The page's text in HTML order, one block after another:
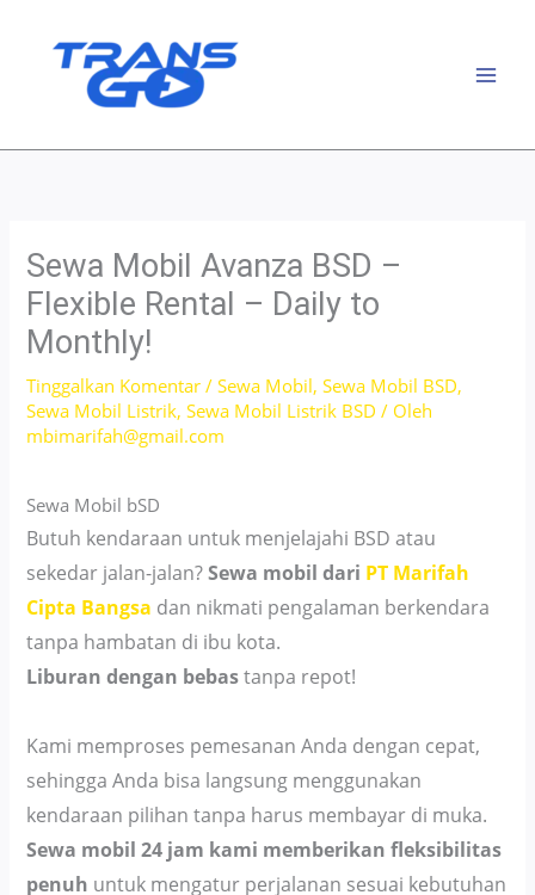
Sewa Mobil Avanza BSD –
Flexible Rental – Daily to
Monthly!
Tinggalkan Komentar /Sewa Mobil,Sewa Mobil BSD,
Sewa Mobil Listrik,Sewa Mobil Listrik BSD / Oleh
mbimarifah@gmail.com
Sewa Mobil bSD
Butuh kendaraan untuk menjelajahi BSD atau
sekedar jalan-jalan?Sewa mobil dari PT Marifah
Cipta Bangsa dan nikmati pengalaman berkendara
tanpa hambatan di ibu kota.
Liburan dengan bebastanpa repot!
Kami memproses pemesanan Anda dengan cepat,
sehingga Anda bisa langsung menggunakan
kendaraan pilihan tanpa harus membayar di muka.
Sewa mobil 24 jam kami memberikan fleksibilitas
penuh untuk mengatur perjalanan sesuai kebutuhan